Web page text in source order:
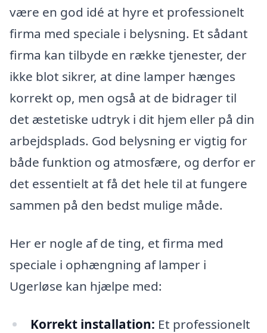
være en god idé at hyre et professionelt
firma med speciale i belysning. Et sådant
firma kan tilbyde en række tjenester, der
ikke blot sikrer, at dine lamper hænges
korrekt op, men også at de bidrager til
det æstetiske udtryk i dit hjem eller på din
arbejdsplads. God belysning er vigtig for
både funktion og atmosfære, og derfor er
det essentielt at få det hele til at fungere
sammen på den bedst mulige måde.
Her er nogle af de ting, et firma med
speciale i ophængning af lamper i
Ugerløse kan hjælpe med:
Korrekt installation: Et professionelt